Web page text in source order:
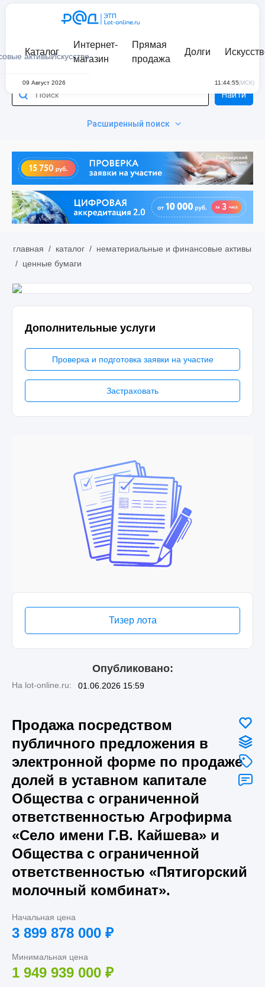
активыИскусство
Каталог
Интернет-
магазин
Прямая
продажа
Долги
09 Август 2026 11:44:55(МСК)
Расширенный поиск
Найти
главная / каталог / нематериальные и финансовые активы
/ ценные бумаги
Дополнительные услуги
Проверка и подготовка заявки на участие
Застраховать
Тизер лота
Опубликовано:
На lot-online.ru: 01.06.2026 15:59
Продажа посредством
публичного предложения в
электронной форме по продаже
долей в уставном капитале
Общества с ограниченной
ответственностью Агрофирма
«Село имени Г.В. Кайшева» и
Общества с ограниченной
ответственностью «Пятигорский
молочный комбинат».
Начальная цена
3 899 878 000 ₽
Минимальная цена
1 949 939 000 ₽